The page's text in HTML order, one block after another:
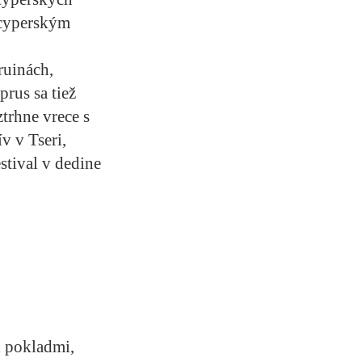
sa tiež
vrece s
v Tseri,
v dedine
pokladmi,